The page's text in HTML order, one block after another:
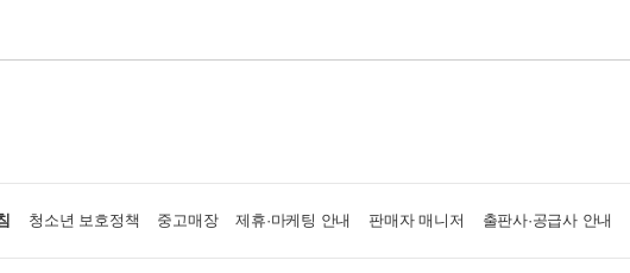
청소년 보호정책 중고매장 제휴·마케팅 안내 판매자 매니저 출판사·공급사 안내